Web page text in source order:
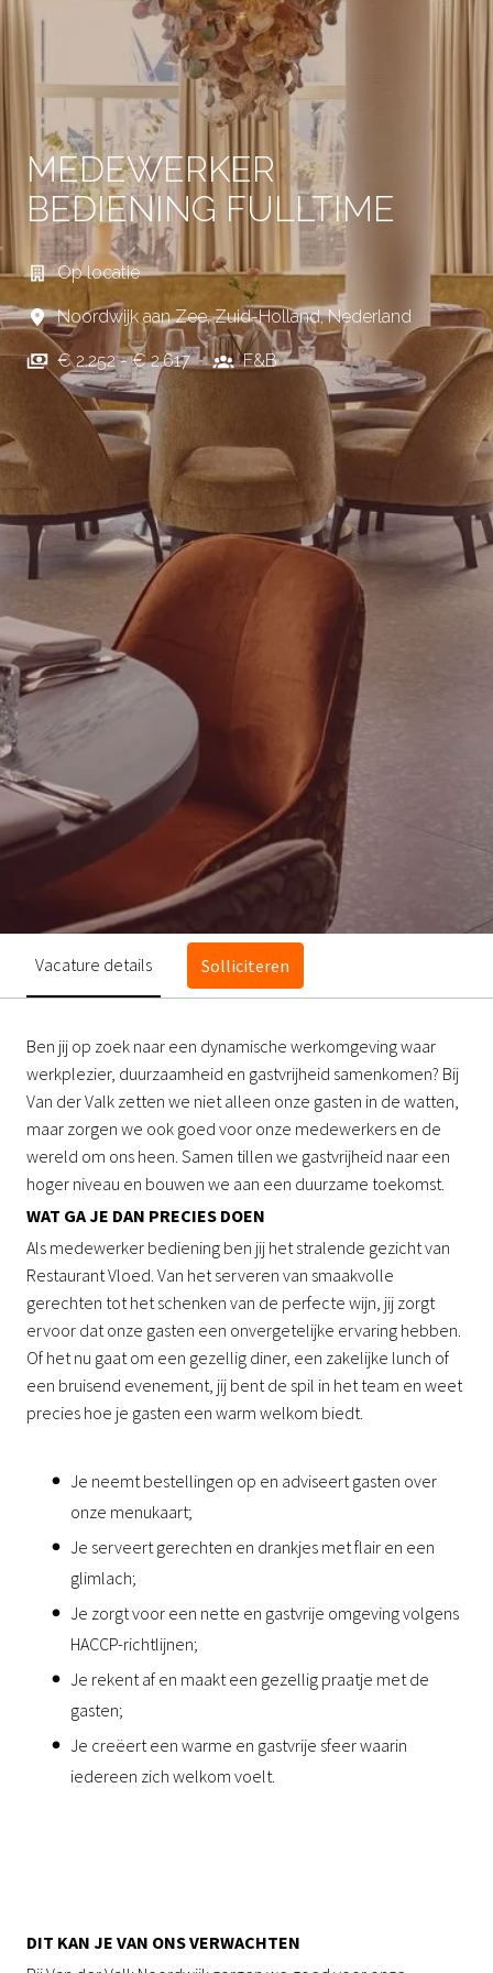
MEDEWERKER
BEDIENING FULLTIME
Op locatie
Noordwijk aan Zee, Zuid-Holland, Nederland
€ 2.252 - € 2.617 F&B
Vacature details Solliciteren
Ben jij op zoek naar een dynamische werkomgeving waar
werkplezier, duurzaamheid en gastvrijheid samenkomen? Bij
Van der Valk zetten we niet alleen onze gasten in de watten,
maar zorgen we ook goed voor onze medewerkers en de
wereld om ons heen. Samen tillen we gastvrijheid naar een
hoger niveau en bouwen we aan een duurzame toekomst.
WAT GA JE DAN PRECIES DOEN
Als medewerker bediening ben jij het stralende gezicht van
Restaurant Vloed. Van het serveren van smaakvolle
gerechten tot het schenken van de perfecte wijn, jij zorgt
ervoor dat onze gasten een onvergetelijke ervaring hebben.
Of het nu gaat om een gezellig diner, een zakelijke lunch of
een bruisend evenement, jij bent de spil in het team en weet
precies hoe je gasten een warm welkom biedt.
Je neemt bestellingen op en adviseert gasten over
onze menukaart;
Je serveert gerechten en drankjes met flair en een
glimlach;
Je zorgt voor een nette en gastvrije omgeving volgens
HACCP-richtlijnen;
Je rekent af en maakt een gezellig praatje met de
gasten;
Je creëert een warme en gastvrije sfeer waarin
iedereen zich welkom voelt.
DIT KAN JE VAN ONS VERWACHTEN